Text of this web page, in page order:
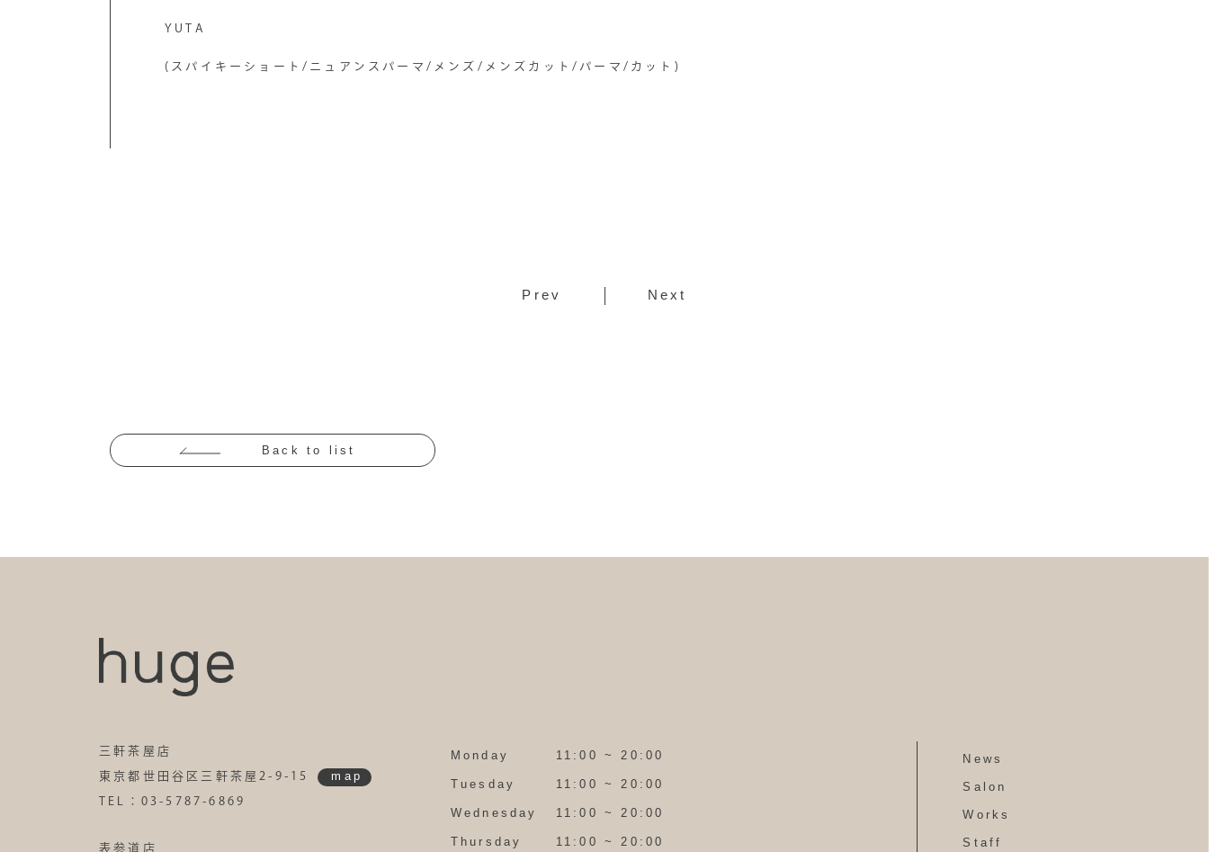
YUTA
(スパイキーショート/ニュアンスパーマ/メンズ/メンズカット/パーマ/カット)
Prev Next
Back to list
三軒茶屋店
東京都世田谷区三軒茶屋2-9-15 map
TEL：03-5787-6869
表参道店
Monday 11:00 ~ 20:00
Tuesday 11:00 ~ 20:00
Wednesday 11:00 ~ 20:00
Thursday 11:00 ~ 20:00
News
Salon
Works
Staff